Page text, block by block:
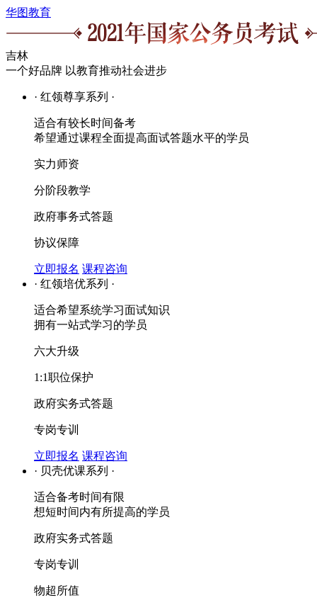
华图教育
吉林
一个好品牌 以教育推动社会进步
· 红领尊享系列 ·
适合有较长时间备考
希望通过课程全面提高面试答题水平的学员
实力师资
分阶段教学
政府事务式答题
协议保障
立即报名 课程咨询
· 红领培优系列 ·
适合希望系统学习面试知识
拥有一站式学习的学员
六大升级
1:1职位保护
政府实务式答题
专岗专训
立即报名 课程咨询
· 贝壳优课系列 ·
适合备考时间有限
想短时间内有所提高的学员
政府实务式答题
专岗专训
物超所值